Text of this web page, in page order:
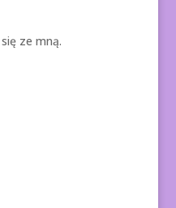
ze mną.